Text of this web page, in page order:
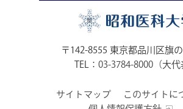
〒142-8555 東京都品川区旗
TEL： 03-3784-8000 （大代
サイトマップ
このサイトに